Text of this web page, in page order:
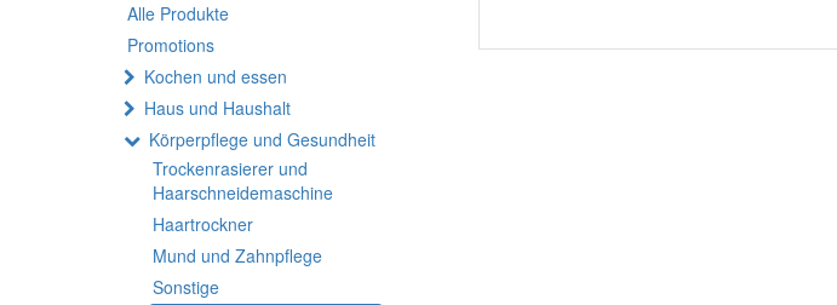
Alle Produkte
Promotions
Kochen und essen
Haus und Haushalt
Körperpflege und Gesundheit
Trockenrasierer und
Haarschneidemaschine
Haartrockner
Mund und Zahnpflege
Sonstige